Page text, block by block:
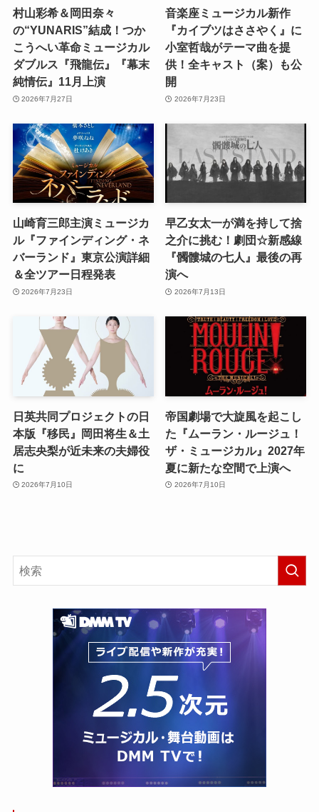
村山彩希＆岡田奈々
の“YUNARIS”結成！つか
こうへい革命ミュージカル
ダブルス『飛龍伝』『幕末
純情伝』11月上演
2026年7月27日
音楽座ミュージカル新作
『カイブツはささやく』に
小室哲哉がテーマ曲を提
供！全キャスト（案）も公
開
2026年7月23日
山崎育三郎主演ミュージカ
ル『ファインディング・ネ
バーランド』東京公演詳細
＆全ツアー日程発表
2026年7月23日
早乙女太一が満を持して捨
之介に挑む！劇団☆新感線
『髑髏城の七人』最後の再
演へ
2026年7月13日
日英共同プロジェクトの日
本版『移民』岡田将生＆土
居志央梨が近未来の夫婦役
に
2026年7月10日
帝国劇場で大旋風を起こし
た『ムーラン・ルージュ！
ザ・ミュージカル』2027年
夏に新たな空間で上演へ
2026年7月10日